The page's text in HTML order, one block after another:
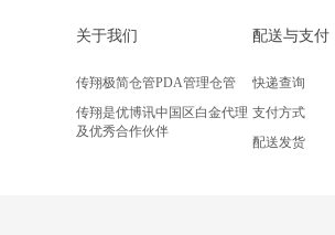
关于我们
传翔极简仓管PDA管理仓管
传翔是优博讯中国区白金代理
及优秀合作伙伴
配送与支付
快递查询
支付方式
配送发货